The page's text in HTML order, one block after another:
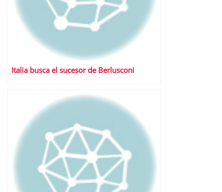
Italia busca el sucesor de Berlusconi